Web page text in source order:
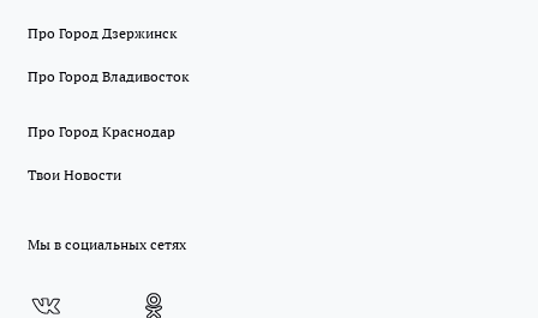
Про Город Дзержинск
Про Город Владивосток
Про Город Краснодар
Твои Новости
Мы в социальных сетях